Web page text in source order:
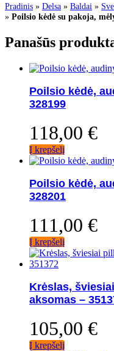
Pradinis » Delsa » Baldai »
» Poilsio kėdė su pakoja,
Panašūs
Poilsio kėdė,
328199
118,00 €
Į krepšelį
Poilsio kėdė,
328201
111,00 €
Į krepšelį
Krėslas,
aksomas –
105,00 €
Į krepšelį